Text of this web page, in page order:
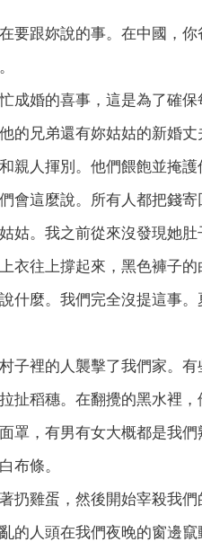
要跟妳說的事。在中國，
成婚的喜事，這是為了確
的兄弟還有妳姑姑的新婚
親人揮別。他們餵飽並掩
會這麼說。所有人都把錢寄
姑。我之前從來沒發現她
衣往上撐起來，黑色褲子
什麼。我們完全沒提這事
子裡的人襲擊了我們家。
扯稻穗。在翻攪的黑水裡
罩，有男有女大概都是我
布條。
扔雞蛋，然後開始宰殺我
的人頭在我們夜晚的窗邊